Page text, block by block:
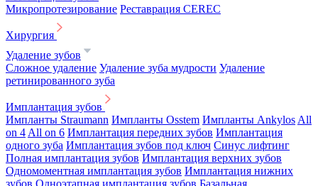
Микропротезирование Реставрация CEREC
Хирургия
Удаление зубов
Сложное удаление Удаление зуба мудрости Удаление
ретинированного зуба
Имплантация зубов
Импланты Straumann Импланты Osstem Импланты Ankylos All
on 4 All on 6 Имплантация передних зубов Имплантация
одного зуба Имплантация зубов под ключ Синус лифтинг
Полная имплантация зубов Имплантация верхних зубов
Одномоментная имплантация зубов Имплантация нижних
зубов Одноэтапная имплантация зубов Базальная